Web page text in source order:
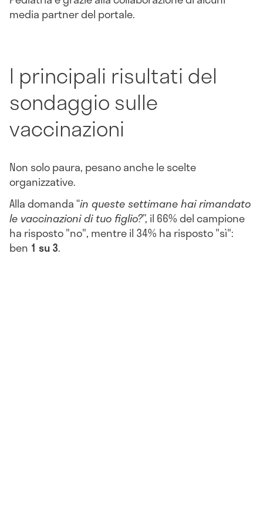
media partner del portale.
I principali risultati del
sondaggio sulle
vaccinazioni
Non solo paura, pesano anche le scelte
organizzative.
Alla domanda “in queste settimane hai rimandato
le vaccinazioni di tuo figlio?”, il 66% del campione
ha risposto "no", mentre il 34% ha risposto "sì":
ben 1 su 3.